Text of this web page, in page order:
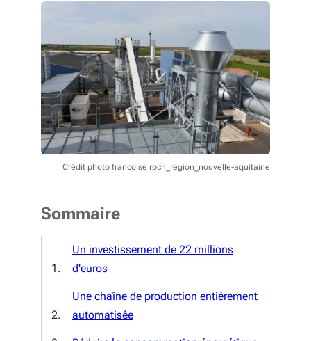
Crédit photo francoise roch_region_nouvelle-aquitaine
Sommaire
Un investissement de 22 millions
d'euros
Une chaîne de production entièrement
automatisée